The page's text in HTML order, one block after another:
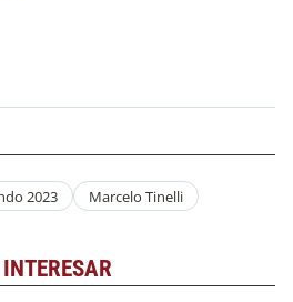
2023 Marcelo Tinelli